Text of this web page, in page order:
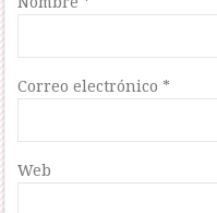
Correo electrónico*
Web